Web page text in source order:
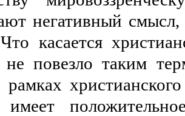
негативный
касается
не повезло таким
имеет